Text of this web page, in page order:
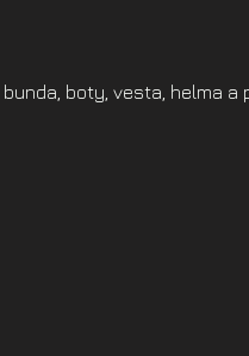
boty, vesta, helma a